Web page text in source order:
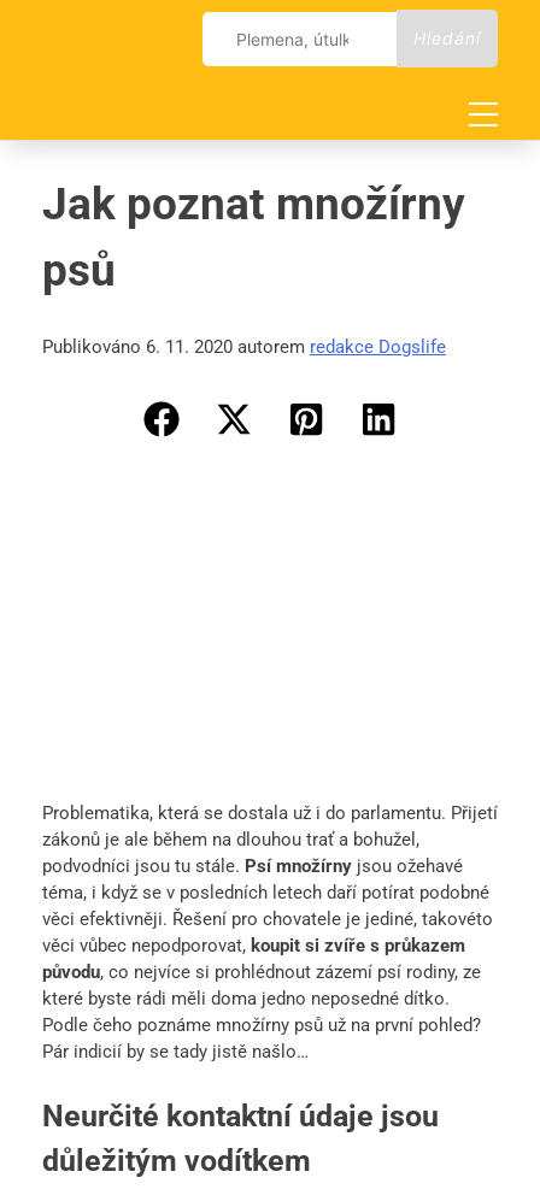
Vyhledávání
Jak poznat množírny
psů
Publikováno 6. 11. 2020 autorem redakce Dogslife
Problematika, která se dostala už i do parlamentu. Přijetí
zákonů je ale během na dlouhou trať a bohužel,
podvodníci jsou tu stále. Psí množírny jsou ožehavé
téma, i když se v posledních letech daří potírat podobné
věci efektivněji. Řešení pro chovatele je jediné, takovéto
věci vůbec nepodporovat, koupit si zvíře s průkazem
původu, co nejvíce si prohlédnout zázemí psí rodiny, ze
které byste rádi měli doma jedno neposedné dítko.
Podle čeho poznáme množírny psů už na první pohled?
Pár indicií by se tady jistě našlo…
Neurčité kontaktní údaje jsou
důležitým vodítkem